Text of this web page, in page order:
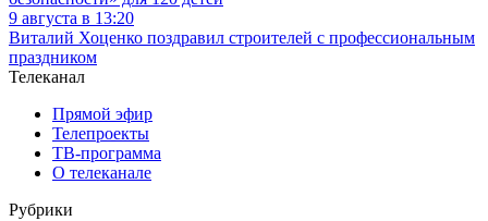
9 августа в 13:20
Виталий Хоценко поздравил строителей с профессиональным
праздником
Телеканал
Прямой эфир
Телепроекты
ТВ-программа
О телеканале
Рубрики